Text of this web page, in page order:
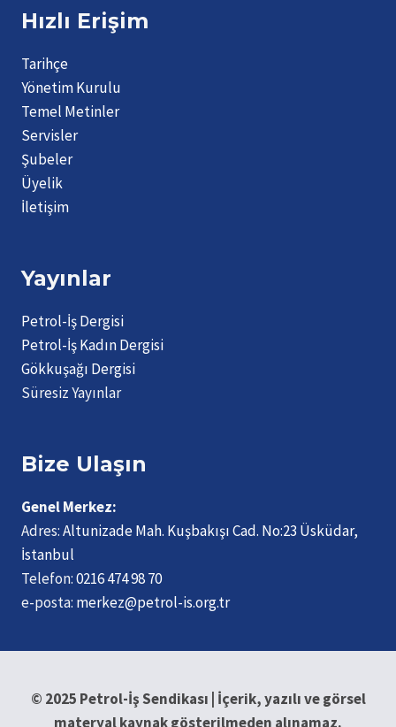
Hızlı Erişim
Tarihçe
Yönetim Kurulu
Temel Metinler
Servisler
Şubeler
Üyelik
İletişim
Yayınlar
Petrol-İş Dergisi
Petrol-İş Kadın Dergisi
Gökkuşağı Dergisi
Süresiz Yayınlar
Bize Ulaşın
Genel Merkez:
Adres:Altunizade Mah. Kuşbakışı Cad. No:23 Üsküdar,
İstanbul
Telefon:0216 474 98 70
e-posta: merkez@petrol-is.org.tr
© 2025 Petrol-İş Sendikası | İçerik, yazılı ve görsel
materyal kaynak gösterilmeden alınamaz.